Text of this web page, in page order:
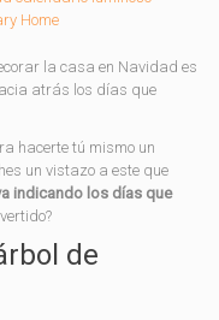
Home
la casa en Navidad es
atrás los días que
hacerte tú mismo un
un vistazo a este que
indicando los días que
de